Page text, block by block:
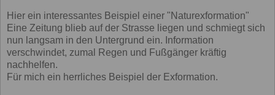
Hier ein interessantes Beispiel einer "Naturexformation"
Eine Zeitung blieb auf der Strasse liegen und schmiegt sich
nun langsam in den Untergrund ein. Information
verschwindet, zumal Regen und Fußgänger kräftig
nachhelfen.
Für mich ein herrliches Beispiel der Exformation.